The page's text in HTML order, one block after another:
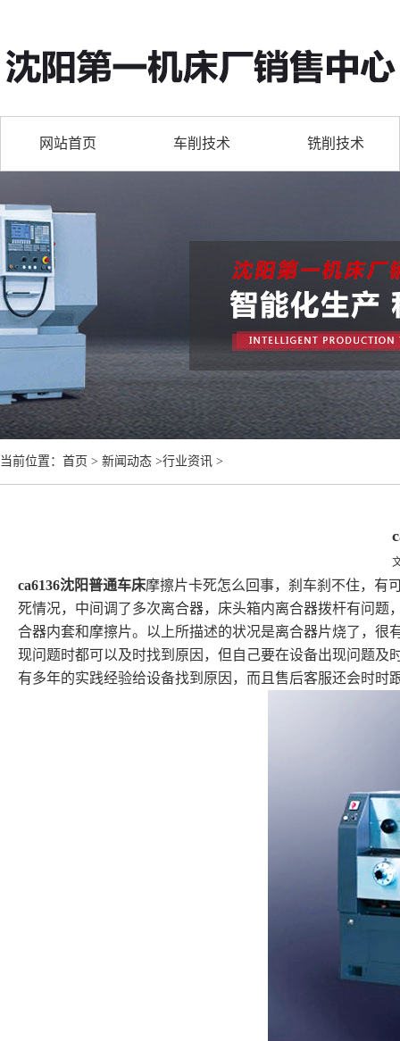
网站首页 车削技术 铣削技术
当前位置：首页 > 新闻动态 >行业资讯 >
ca6136沈阳普通车床摩擦片卡死怎么回事，刹车刹不住，有
死情况，中间调了多次离合器，床头箱内离合器拨杆有问
合器内套和摩擦片。以上所描述的状况是离合器片烧了，很
现问题时都可以及时找到原因，但自己要在设备出现问题
有多年的实践经验给设备找到原因，而且售后客服还会时时